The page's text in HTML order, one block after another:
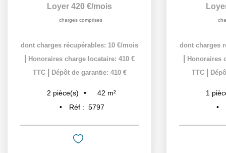
Loyer 420 €/mois
charges comprises
dont charges récupérables: 10 €/mois
Honoraires charge locataire: 410 €
TTC
Dépôt de garantie: 410 €
2 pièce(s) 42 m²
Réf : 5797
dont charges
Honoraires
TTC
1